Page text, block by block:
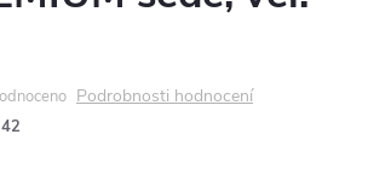
Podrobnosti hodnocení